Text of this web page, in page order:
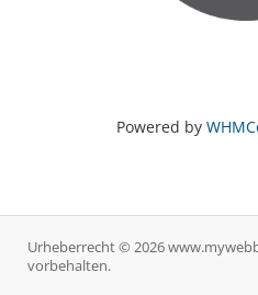
Powered by
Urheberrecht © 2026
vorbehalten.